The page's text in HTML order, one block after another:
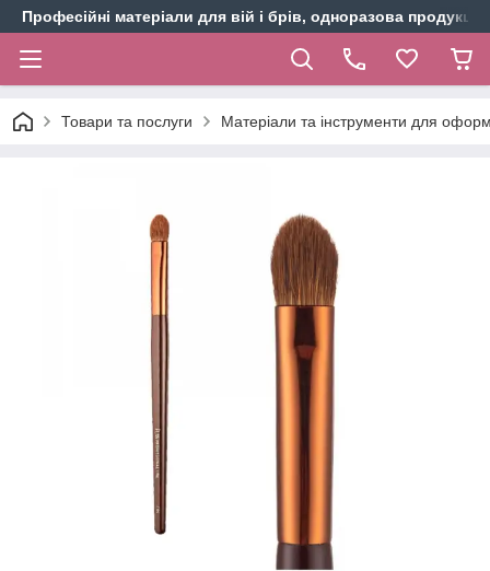
Професійні матеріали для вій і брів, одноразова продукція
Товари та послуги Матеріали та інструменти для